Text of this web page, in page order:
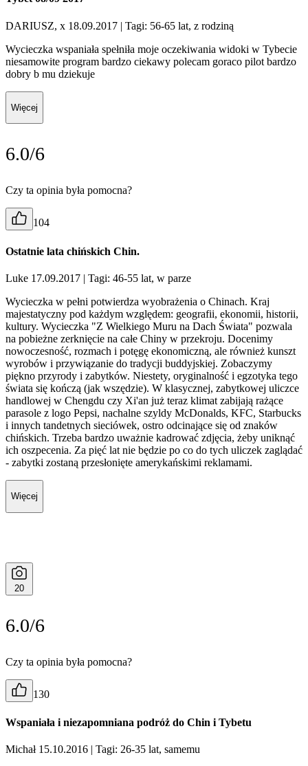
DARIUSZ, x 18.09.2017 | Tagi: 56-65 lat, z rodziną
Wycieczka wspaniała spełniła moje oczekiwania widoki w Tybecie
niesamowite program bardzo ciekawy polecam goraco pilot bardzo
dobry b mu dziekuje
Więcej
6.0/6
Czy ta opinia była pomocna?
104
Ostatnie lata chińskich Chin.
Luke 17.09.2017 | Tagi: 46-55 lat, w parze
Wycieczka w pełni potwierdza wyobrażenia o Chinach. Kraj
majestatyczny pod każdym względem: geografii, ekonomii, historii,
kultury. Wycieczka "Z Wielkiego Muru na Dach Świata" pozwala
na pobieżne zerknięcie na całe Chiny w przekroju. Docenimy
nowoczesność, rozmach i potęgę ekonomiczną, ale również kunszt
wyrobów i przywiązanie do tradycji buddyjskiej. Zobaczymy
piękno przyrody i zabytków. Niestety, oryginalność i egzotyka tego
świata się kończą (jak wszędzie). W klasycznej, zabytkowej uliczce
handlowej w Chengdu czy Xi'an już teraz klimat zabijają rażące
parasole z logo Pepsi, nachalne szyldy McDonalds, KFC, Starbucks
i innych tandetnych sieciówek, ostro odcinające się od znaków
chińskich. Trzeba bardzo uważnie kadrować zdjęcia, żeby uniknąć
ich oszpecenia. Za pięć lat nie będzie po co do tych uliczek zaglądać
- zabytki zostaną przesłonięte amerykańskimi reklamami.
Więcej
20
6.0/6
Czy ta opinia była pomocna?
130
Wspaniała i niezapomniana podróż do Chin i Tybetu
Michał 15.10.2016 | Tagi: 26-35 lat, samemu